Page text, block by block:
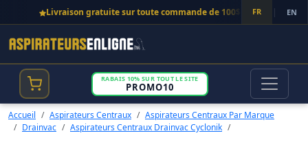
Livraison gratuite sur toute commande de 100$ et plus!
FR | EN
RABAIS 10% SUR TOUT LE SITE
PROMO10
Accueil Aspirateurs Centraux
Aspirateurs Centraux Par Marque
Drainvac
Aspirateurs Centraux Drainvac Cyclonik